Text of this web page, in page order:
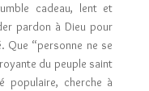
cadeau, lent et
pardon à Dieu pour
Que “personne ne se
du peuple saint
populaire, cherche à